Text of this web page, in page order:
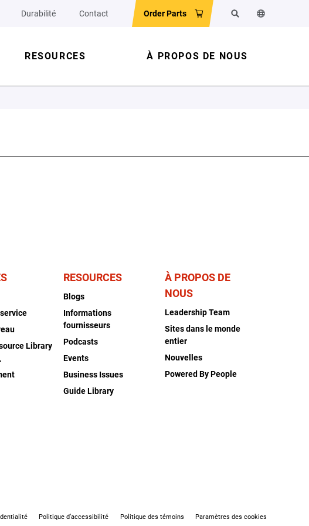
Durabilité Contact Order Parts RechercherChanger la
RESOURCES À PROPOS DE NOUS
Library
RESOURCES
Blogs
Informations
fournisseurs
Podcasts
Events
Business Issues
Guide Library
À PROPOS DE
NOUS
Leadership Team
Sites dans le monde
entier
Nouvelles
Powered By People
Politique d’accessibilité Politique des témoins Paramètres des cookies